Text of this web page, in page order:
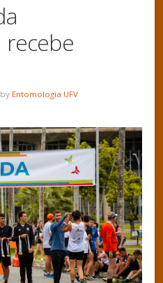
recebe
Entomologia UFV